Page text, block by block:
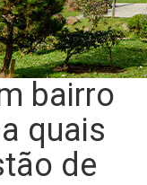
bairro
quais
de